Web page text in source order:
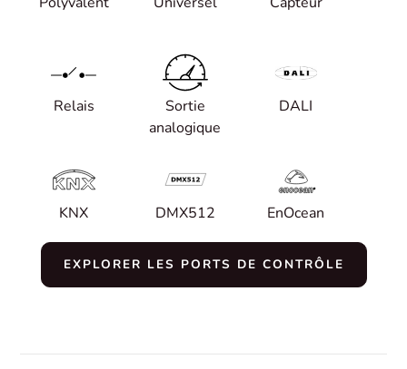
Relais
Sortie
analogique
DALI
KNX DMX512 EnOcean
EXPLORER LES PORTS DE CONTRÔLE